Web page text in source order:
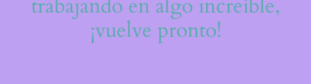
¡vuelve pronto!